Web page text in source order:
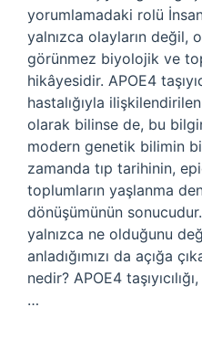
yorumlamadaki rolü
yalnızca olayların değil,
görünmez biyolojik ve
hikâyesidir. APOE4
hastalığıyla
olarak bilinse de, bu
modern genetik bilimin
zamanda tıp tarihinin,
toplumların yaşlanma
dönüşümünün
yalnızca ne olduğunu
anladığımızı da açığa
nedir? APOE4
…